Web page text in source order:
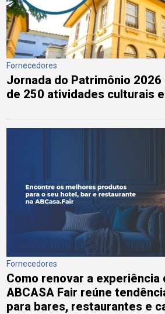
Fornecedores
Jornada do Patrimônio
de 250 atividades culturais
Fornecedores
Como renovar a experiência
ABCASA Fair reúne
para bares, restaurantes e